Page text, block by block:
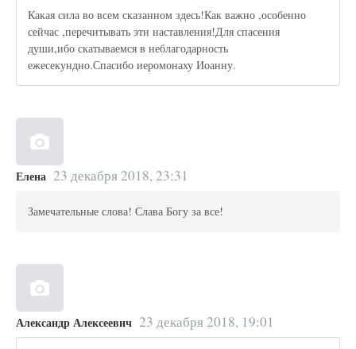
Какая сила во всем сказанном здесь!Как важно ,особенно
сейчас ,перечитывать эти наставления!Для спасения
души,ибо скатываемся в неблагодарность
ежесекундно.Спасибо иеромонаху Иоанну.
Елена 23 декабря 2018, 23:31
Замечательные слова! Слава Богу за все!
Александр Алексеевич 23 декабря 2018, 19:01